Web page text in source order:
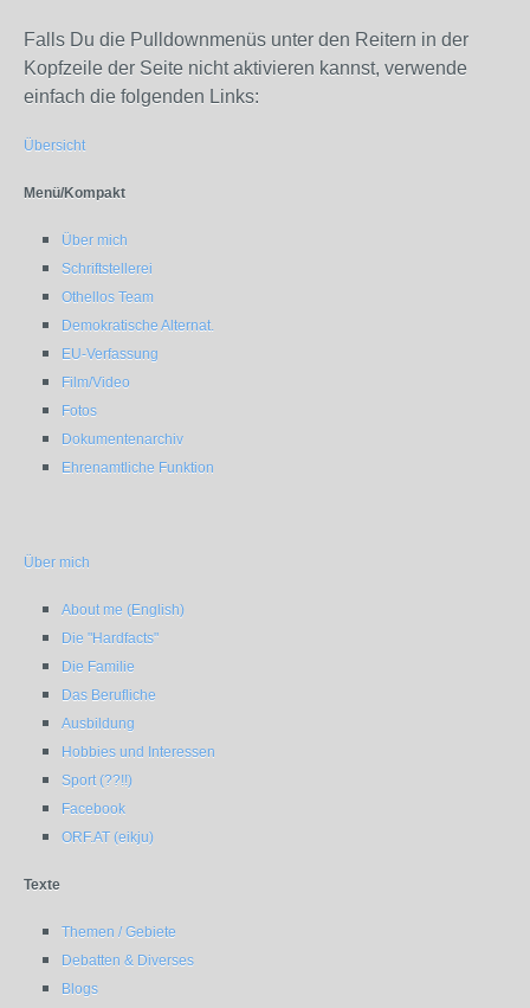
Falls Du die Pulldownmenüs unter den Reitern in der
Kopfzeile der Seite nicht aktivieren kannst, verwende
einfach die folgenden Links:
Übersicht
Menü/Kompakt
Über mich
Schriftstellerei
Othellos Team
Demokratische Alternat.
EU-Verfassung
Film/Video
Fotos
Dokumentenarchiv
Ehrenamtliche Funktion
Über mich
About me (English)
Die "Hardfacts"
Die Familie
Das Berufliche
Ausbildung
Hobbies und Interessen
Sport (??!!)
Facebook
ORF.AT (eikju)
Texte
Themen / Gebiete
Debatten & Diverses
Blogs